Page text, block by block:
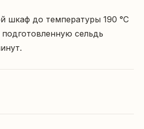
шкаф до температуры 190 °C
сельдь